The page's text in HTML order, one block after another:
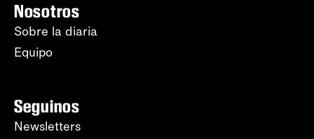
Nosotros
Sobre la diaria
Equipo
Seguinos
Newsletters